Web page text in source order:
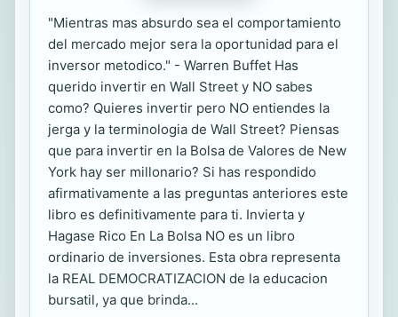
"Mientras mas absurdo sea el comportamiento
del mercado mejor sera la oportunidad para el
inversor metodico." - Warren Buffet Has
querido invertir en Wall Street y NO sabes
como? Quieres invertir pero NO entiendes la
jerga y la terminologia de Wall Street? Piensas
que para invertir en la Bolsa de Valores de New
York hay ser millonario? Si has respondido
afirmativamente a las preguntas anteriores este
libro es definitivamente para ti. Invierta y
Hagase Rico En La Bolsa NO es un libro
ordinario de inversiones. Esta obra representa
la REAL DEMOCRATIZACION de la educacion
bursatil, ya que brinda...